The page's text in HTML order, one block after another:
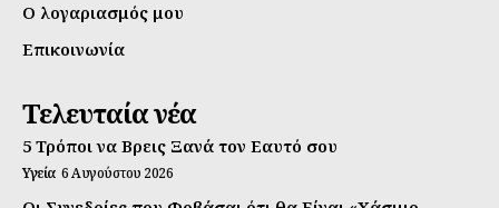
Ο λογαριασμός μου
Επικοινωνία
Τελευταία νέα
5 Τρόποι να Βρεις Ξανά τον Εαυτό σου
Υγεία 6 Αυγούστου 2026